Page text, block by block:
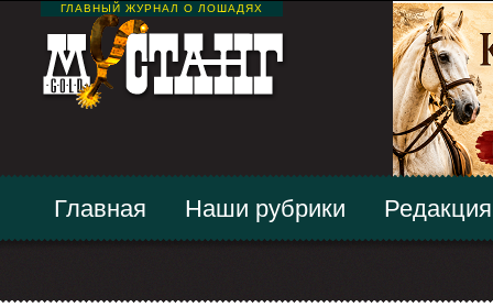
ГЛАВНЫЙ ЖУРНАЛ О ЛОШАДЯХ
Главная Наши рубрики Редакция